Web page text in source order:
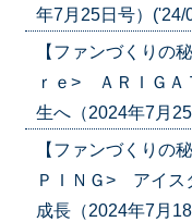
年7月25日号）('24/
【ファンづくり
ｒｅ> ＡＲＩＧＡ
生へ（2024年7月
【ファンづくり
ＰＩＮＧ> アイス
成長（2024年7月